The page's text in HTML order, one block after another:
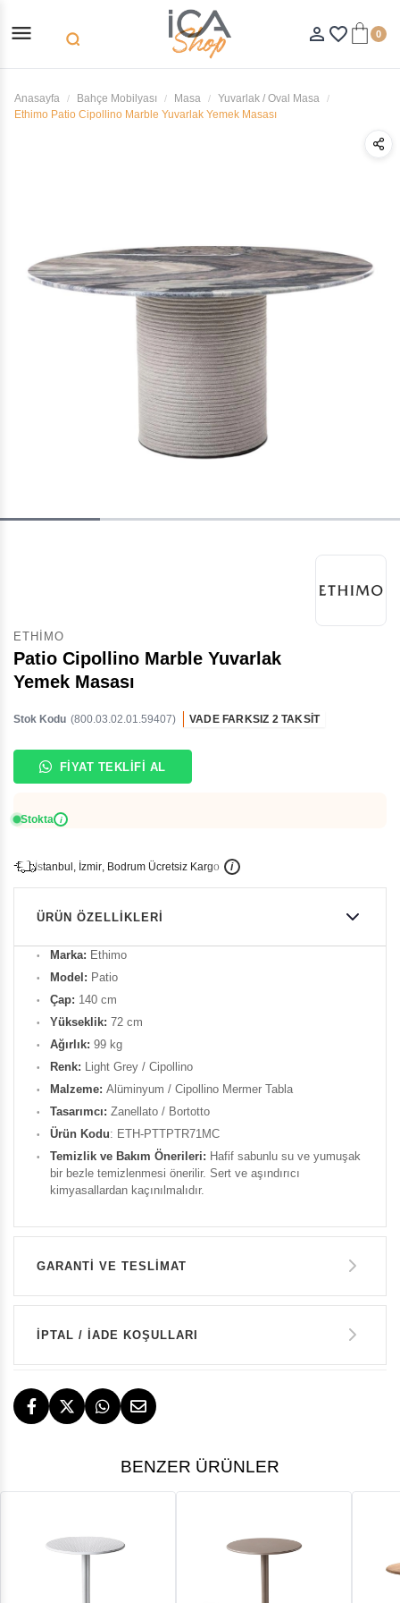
menu search person_outline favorite_border 0
Anasayfa Bahçe Mobilyası Masa
Yuvarlak / Oval Masa
Ethimo Patio Cipollino Marble Yuvarlak Yemek Masası
ETHIMO
Patio Cipollino Marble Yuvarlak
Yemek Masası
Stok Kodu (800.03.02.01.59407) VADE FARKSIZ 2 TAKSİT
FİYAT TEKLİFİ AL
Stokta i
İstanbu , İzmir, Bodrum Ücretsiz Kargo i
ÜRÜN ÖZELLIKLERI
Marka: Ethimo
Model: Patio
Çap: 140 cm
Yükseklik: 72 cm
Ağırlık: 99 kg
Renk: Light Grey / Cipollino
Malzeme: Alüminyum / Cipollino Mermer Tabla
Tasarımcı: Zanellato / Bortotto
Ürün Kodu: ETH-PTTPTR71MC
Temizlik ve Bakım Önerileri: Hafif sabunlu su ve yumuşak
bir bezle temizlenmesi önerilir. Sert ve aşındırıcı
kimyasallardan kaçınılmalıdır.
GARANTİ VE TESLİMAT
GARANTİ
İPTAL / İADE KOŞULLARI
BENZER ÜRÜNLER